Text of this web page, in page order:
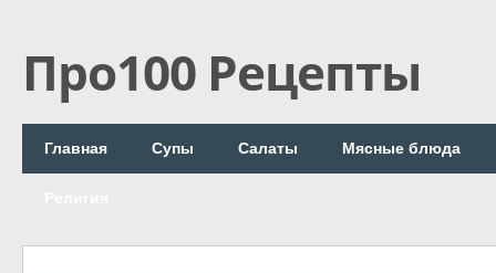
Про100 Рецепты
Главная Супы Салаты Мясные блюда